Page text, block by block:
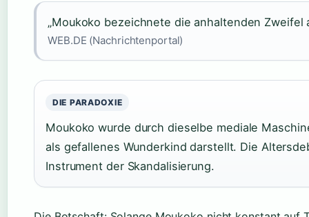
„Moukoko bezeichnete die anhaltenden Zweifel
WEB.DE (Nachrichtenportal)
DIE PARADOXIE
Moukoko wurde durch dieselbe mediale
als gefallenes Wunderkind darstellt. Die
Instrument der Skandalisierung.